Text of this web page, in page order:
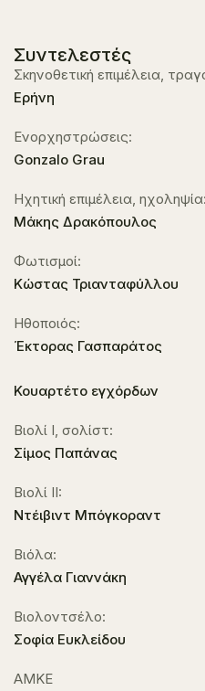
Συντελεστές
Σκηνοθετική επιμέλεια,
Ερήνη
Ενορχηστρώσεις:
Gonzalo Grau
Ηχητική επιμέλεια, ηχοληψία:
Μάκης Δρακόπουλος
Φωτισμοί:
Κώστας Τριανταφύλλου
Ηθοποιός:
Έκτορας Γασπαράτος
Κουαρτέτο εγχόρδων
Βιολί I, σολίστ:
Σίμος Παπάνας
Βιολί II:
Ντέιβιντ Μπόγκοραντ
Βιόλα:
Αγγέλα Γιαννάκη
Βιολοντσέλο:
Σοφία Ευκλείδου
ΑΜΚΕ